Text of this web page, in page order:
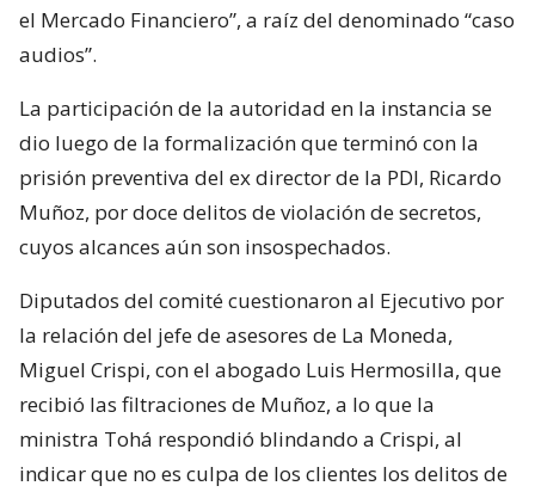
el Mercado Financiero”, a raíz del denominado “caso
audios”.
La participación de la autoridad en la instancia se
dio luego de la formalización que terminó con la
prisión preventiva del ex director de la PDI, Ricardo
Muñoz, por doce delitos de violación de secretos,
cuyos alcances aún son insospechados.
Diputados del comité cuestionaron al Ejecutivo por
la relación del jefe de asesores de La Moneda,
Miguel Crispi, con el abogado Luis Hermosilla, que
recibió las filtraciones de Muñoz, a lo que la
ministra Tohá respondió blindando a Crispi, al
indicar que no es culpa de los clientes los delitos de